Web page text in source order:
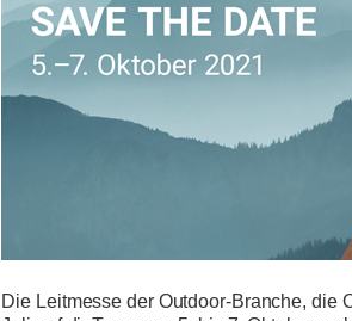
Die Leitmesse der Outdoor-Branche, die